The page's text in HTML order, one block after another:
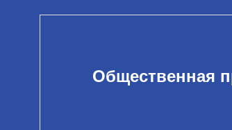
Общественная